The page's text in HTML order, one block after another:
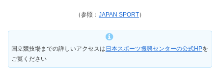
（参照： JAPAN SPORT）
国立競技場までの詳しいアクセスは 日本スポーツ振興センターの公式HPを
ご覧ください